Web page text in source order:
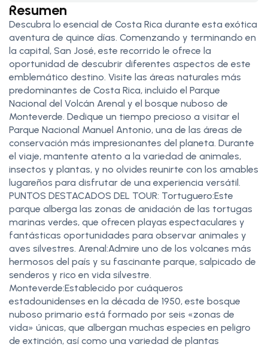
Resumen
Descubra lo esencial de Costa Rica durante esta exótica
aventura de quince días. Comenzando y terminando en
la capital, San José, este recorrido le ofrece la
oportunidad de descubrir diferentes aspectos de este
emblemático destino. Visite las áreas naturales más
predominantes de Costa Rica, incluido el Parque
Nacional del Volcán Arenal y el bosque nuboso de
Monteverde. Dedique un tiempo precioso a visitar el
Parque Nacional Manuel Antonio, una de las áreas de
conservación más impresionantes del planeta. Durante
el viaje, mantente atento a la variedad de animales,
insectos y plantas, y no olvides reunirte con los amables
lugareños para disfrutar de una experiencia versátil.
PUNTOS DESTACADOS DEL TOUR: Tortuguero:Este
parque alberga las zonas de anidación de las tortugas
marinas verdes, que ofrecen playas espectaculares y
fantásticas oportunidades para observar animales y
aves silvestres. Arenal:Admire uno de los volcanes más
hermosos del país y su fascinante parque, salpicado de
senderos y rico en vida silvestre.
Monteverde:Establecido por cuáqueros
estadounidenses en la década de 1950, este bosque
nuboso primario está formado por seis «zonas de
vida» únicas, que albergan muchas especies en peligro
de extinción, así como una variedad de plantas